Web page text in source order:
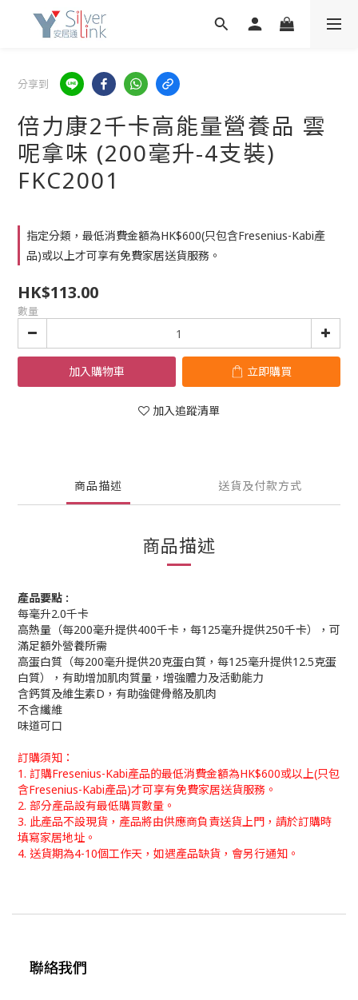
分享到
倍力康2千卡高能量營養品 雲
呢拿味 (200毫升-4支裝)
FKC2001
指定分類，最低消費金額為HK$600(只包含Fresenius-Kabi產
品)或以上才可享有免費家居送貨服務。
HK$113.00
數量
加入購物車 立即購買
加入追蹤清單
商品描述 送貨及付款方式
商品描述
產品要點 :
每毫升2.0千卡
高熱量（每200毫升提供400千卡，每125毫升提供250千卡），可
滿足額外營養所需
高蛋白質（每200毫升提供20克蛋白質，每125毫升提供12.5克蛋
白質），有助增加肌肉質量，增強體力及活動能力
含鈣質及維生素D，有助強健骨骼及肌肉
不含纖維
味道可口
訂購須知：
1. 訂購Fresenius-Kabi產品的最低消費金額為HK$600或以上(只包
含Fresenius-Kabi產品)才可享有免費家居送貨服務。
2. 部分產品設有最低購買數量。
3. 此產品不設現貨，產品將由供應商負責送貨上門 ， 請於訂購時
填寫家居地址。
4. 送貨期為4-10個工作天，如遇產品缺貨，會另行通知。
聯絡我們